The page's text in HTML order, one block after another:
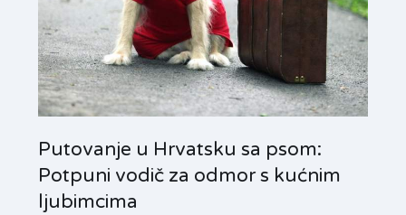
Putovanje u Hrvatsku sa psom:
Potpuni vodič za odmor s kućnim
ljubimcima